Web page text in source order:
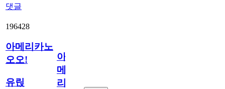
댓글
196428
아메리카노
오오!
유릱
아
메
리